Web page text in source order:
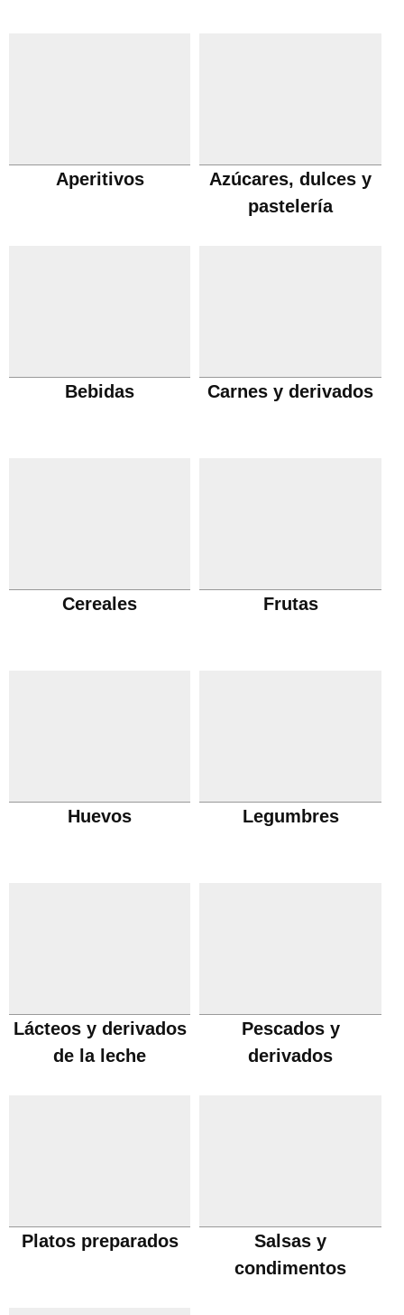
Aperitivos
Azúcares, dulces y
pastelería
Bebidas Carnes y derivados
Cereales Frutas
Huevos Legumbres
Lácteos y derivados
de la leche
Pescados y
derivados
Platos preparados
Salsas y
condimentos